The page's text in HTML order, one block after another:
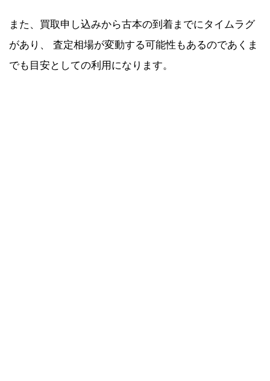
また、買取申し込みから古本の到着までにタイムラグ
があり、 査定相場が変動する可能性もあるのであくま
でも目安としての利用になります。